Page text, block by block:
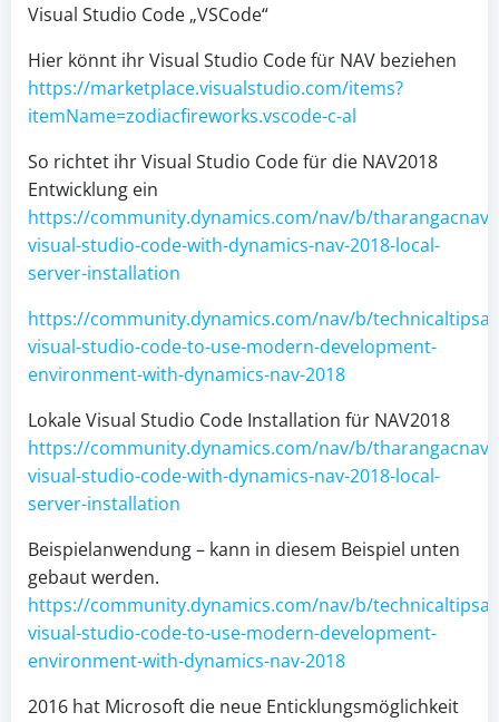
Visual Studio Code „VSCode“
Hier könnt ihr Visual Studio Code für NAV beziehen
https://marketplace.visualstudio.com/items?
itemName=zodiacfireworks.vscode-c-al
So richtet ihr Visual Studio Code für die NAV2018
Entwicklung ein
https://community.dynamics.com/nav/b/
visual-studio-code-with-dynamics-nav-2018-local-
server-installation
https://community.dynamics.com/nav/b/
visual-studio-code-to-use-modern-development-
environment-with-dynamics-nav-2018
Lokale Visual Studio Code Installation für NAV2018
https://community.dynamics.com/nav/b/
visual-studio-code-with-dynamics-nav-2018-local-
server-installation
Beispielanwendung – kann in diesem Beispiel unten
gebaut werden.
https://community.dynamics.com/nav/b/
visual-studio-code-to-use-modern-development-
environment-with-dynamics-nav-2018
2016 hat Microsoft die neue Enticklungsmöglichkeit